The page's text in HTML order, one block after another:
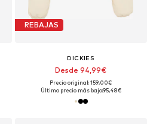
REBAJAS
DICKIES
Desde 94,99€
Precio original: 159,00€
Último precio más bajo:95,48€